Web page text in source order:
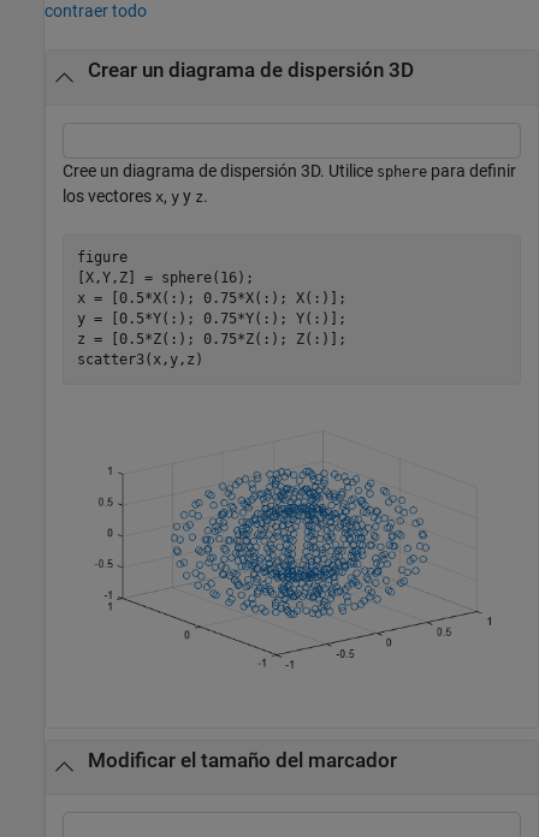
contraer todo
Crear un diagrama de dispersión 3D
Cree un diagrama de dispersión 3D. Utilice sphere para definir
los vectores x, y y z.
figure
[X,Y,Z] = sphere(16);
x = [0.5*X(:); 0.75*X(:); X(:)];
y = [0.5*Y(:); 0.75*Y(:); Y(:)];
z = [0.5*Z(:); 0.75*Z(:); Z(:)];
scatter3(x,y,z)
Modificar el tamaño del marcador